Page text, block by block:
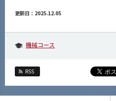
更新日：2025.12.05
機械コース
RSS